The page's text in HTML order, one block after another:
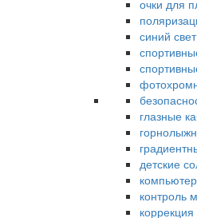
очки для
синий свет
глазные
детские
контроль